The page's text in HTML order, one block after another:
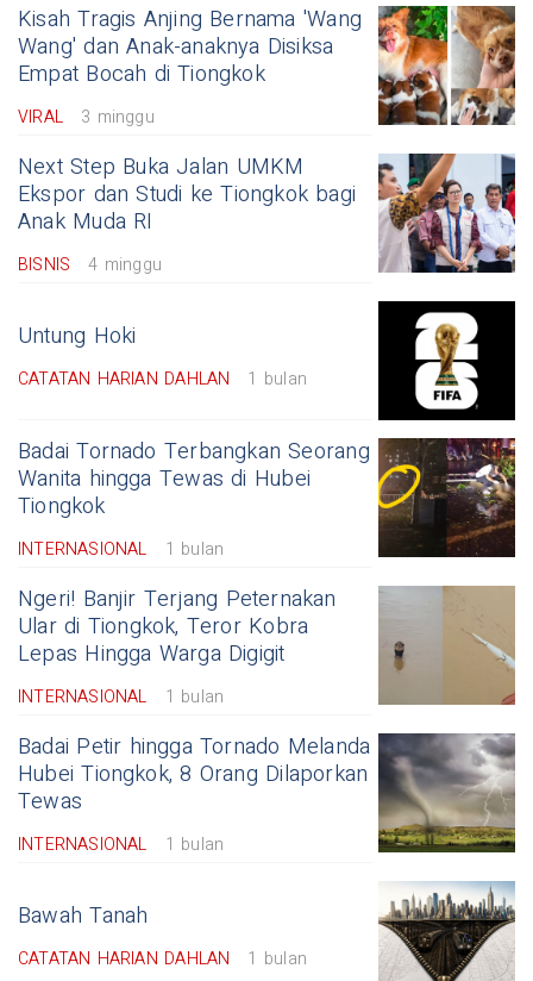
Kisah Tragis Anjing Bernama 'Wang
Wang' dan Anak-anaknya Disiksa
Empat Bocah di Tiongkok
VIRAL 3 minggu
Next Step Buka Jalan UMKM
Ekspor dan Studi ke Tiongkok bagi
Anak Muda RI
BISNIS 4 minggu
Untung Hoki
CATATAN HARIAN DAHLAN 1 bulan
Badai Tornado Terbangkan Seorang
Wanita hingga Tewas di Hubei
Tiongkok
INTERNASIONAL 1 bulan
Ngeri! Banjir Terjang Peternakan
Ular di Tiongkok, Teror Kobra
Lepas Hingga Warga Digigit
INTERNASIONAL 1 bulan
Badai Petir hingga Tornado Melanda
Hubei Tiongkok, 8 Orang Dilaporkan
Tewas
INTERNASIONAL 1 bulan
Bawah Tanah
CATATAN HARIAN DAHLAN 1 bulan